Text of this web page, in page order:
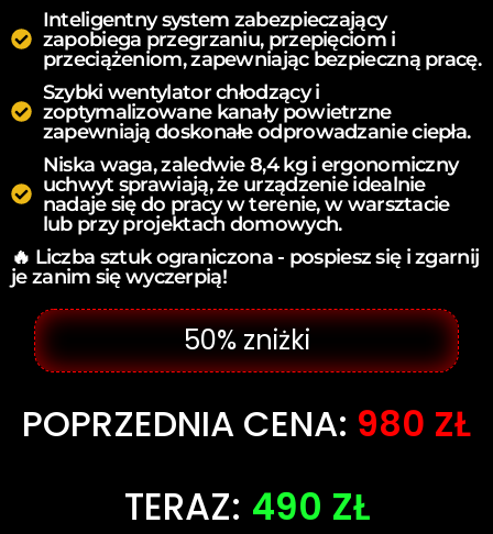
Inteligentny system zabezpieczający
zapobiega przegrzaniu, przepięciom i
przeciążeniom, zapewniając bezpieczną pracę.
Szybki wentylator chłodzący i
zoptymalizowane kanały powietrzne
zapewniają doskonałe odprowadzanie ciepła.
Niska waga, zaledwie 8,4 kg i ergonomiczny
uchwyt sprawiają, że urządzenie idealnie
nadaje się do pracy w terenie, w warsztacie
lub przy projektach domowych.
🔥 Liczba sztuk ograniczona - pospiesz się i zgarnij
je zanim się wyczerpią!
50% zniżki
POPRZEDNIA CENA: 980 ZŁ
TERAZ: 490 ZŁ